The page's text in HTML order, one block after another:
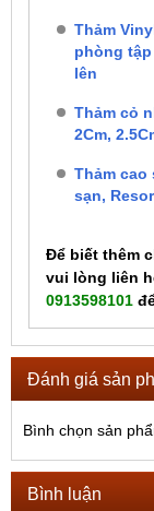
Thảm
phòng
lên
Thảm cỏ
2Cm,
Thảm
sạn,
Để biết thêm
vui lòng liên
0913598101
Đánh giá sản
Bình chọn sản
Bình luận